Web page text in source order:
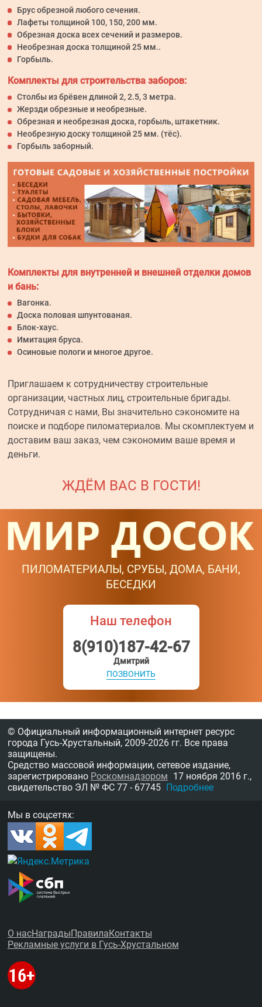
Брус обрезной любого сечения.
Лафеты толщиной 100, 150, 200 мм.
Обрезная доска всех сечений и размеров.
Необрезная доска толщиной 25 мм..
Горбыль.
Комплекты для строительства заборов:
Столбы из брёвен длиной 2, 2.5, 3 метра.
Жерзди обрезные и необрезные.
Обрезная и необрезная доска, горбыль, штакетник.
Необрезную доску толщиной 25 мм. (тёс).
Горбыль заборный.
Комплекты для внутренней и внешней отделки домов
и бань:
Вагонка.
Доска половая шпунтованая.
Блок-хаус.
Имитация бруса.
Осиновые пологи и многое другое.
Приглашаем к сотрудничеству строительные
организации, частных лиц, строительные бригады.
Сотрудничая с нами, Вы значительно сэкономите на
поиске и подборе пиломатериалов. Мы скомплектуем и
доставим ваш заказ, чем сэкономим ваше время и
деньги.
ЖДЁМ ВАС В ГОСТИ!
ПИЛОМАТЕРИАЛЫ, СРУБЫ, ДОМА, БАНИ,
БЕСЕДКИ
Наш телефон
8(910)187-42-67
Дмитрий
ПОЗВОНИТЬ
© Официальный информационный интернет ресурс
города Гусь-Хрустальный, 2009-2026 гг. Все права
защищены.
Средство массовой информации, сетевое издание,
зарегистрировано Роскомнадзором 17 ноября 2016 г.,
свидетельство ЭЛ № ФС 77 - 67745 Подробнее
Мы в соцсетях:
О насНаградыПравилаКонтакты
Рекламные услуги в Гусь-Хрустальном